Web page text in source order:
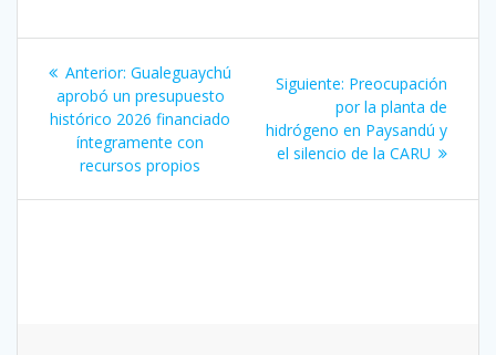
Navegación
de
entradas
Anterior: Entrada
anterior:
Gualeguaychú
aprobó un presupuesto
histórico 2026 financiado
íntegramente con
recursos propios
Siguiente: Siguiente
entrada:
Preocupación
por la planta de
hidrógeno en Paysandú y
el silencio de la CARU